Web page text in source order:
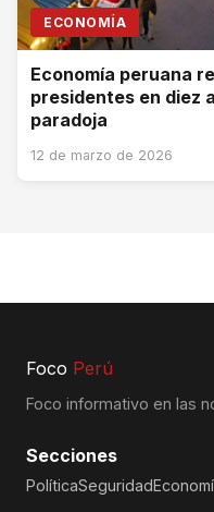
ECONOMÍA
Economía peruana
presidentes en diez
paradoja
12 de marzo de 2026
Foco Perú
Foco informativo en las
Secciones
PolíticaSeguridad